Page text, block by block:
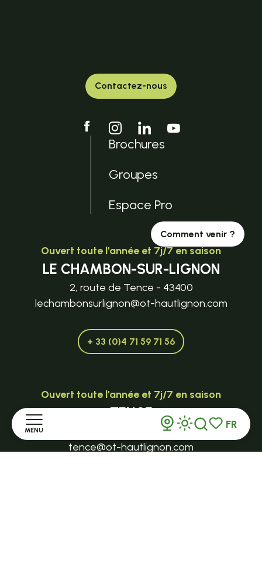
MENU
Voir les
Recherche
FR
Contactez-nous
Brochures
Groupes
Espace Pro
Comment venir ?
Ouvert toute l'année et 7j/7 en saison
LE CHAMBON-SUR-LIGNON
2, route de Tence - 43400
lechambonsurlignon@ot-hautlignon.com
+ 33 (0)4 71 59 71 56
Ouvert toute l'année et 7j/7 en saison
TENCE
32 Grande Rue - 43190
tence@ot-hautlignon.com